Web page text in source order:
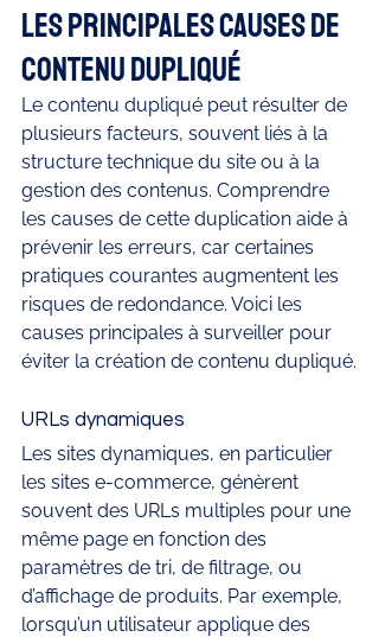
Les principales causes de
contenu dupliqué
Le contenu dupliqué peut résulter de
plusieurs facteurs, souvent liés à la
structure technique du site ou à la
gestion des contenus. Comprendre
les causes de cette duplication aide à
prévenir les erreurs, car certaines
pratiques courantes augmentent les
risques de redondance. Voici les
causes principales à surveiller pour
éviter la création de contenu dupliqué.
URLs dynamiques
Les sites dynamiques, en particulier
les sites e-commerce, génèrent
souvent des URLs multiples pour une
même page en fonction des
paramètres de tri, de filtrage, ou
d’affichage de produits. Par exemple,
lorsqu’un utilisateur applique des